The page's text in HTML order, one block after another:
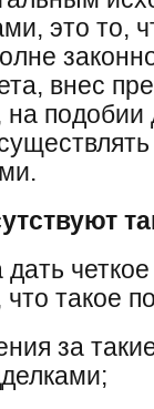
это то,
внес
подобии
такое
за